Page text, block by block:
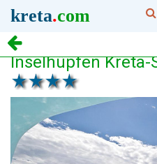
kreta.com
Inselhüpfen Kreta-